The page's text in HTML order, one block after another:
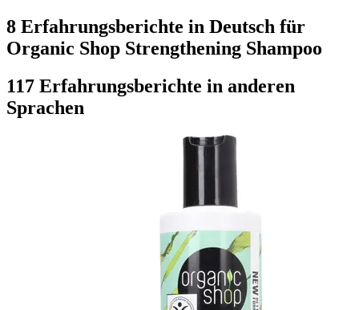
8 Erfahrungsberichte in Deutsch für
Organic Shop Strengthening Shampoo
117 Erfahrungsberichte in anderen
Sprachen